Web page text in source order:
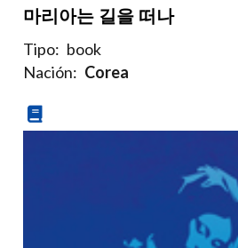
마리아는 길을 떠나
Tipo: book
Nación: Corea